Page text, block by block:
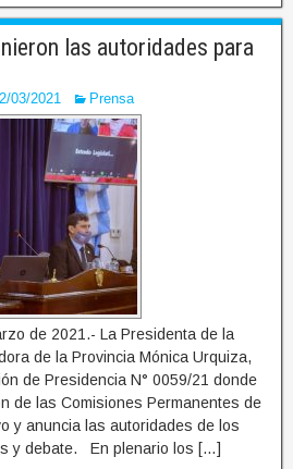
las autoridades para
03/2021 Prensa
de 2021.- La Presidenta de la
de la Provincia Mónica Urquiza,
de Presidencia N° 0059/21 donde
de las Comisiones Permanentes de
y anuncia las autoridades de los
y debate. En plenario los […]